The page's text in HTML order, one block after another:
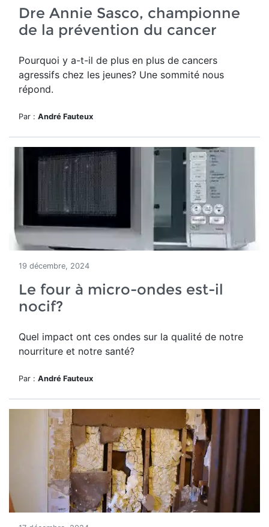
Dre Annie Sasco, championne
de la prévention du cancer
Pourquoi y a-t-il de plus en plus de cancers
agressifs chez les jeunes? Une sommité nous
répond.
Par : André Fauteux
19 décembre, 2024
Le four à micro-ondes est-il
nocif?
Quel impact ont ces ondes sur la qualité de notre
nourriture et notre santé?
Par : André Fauteux